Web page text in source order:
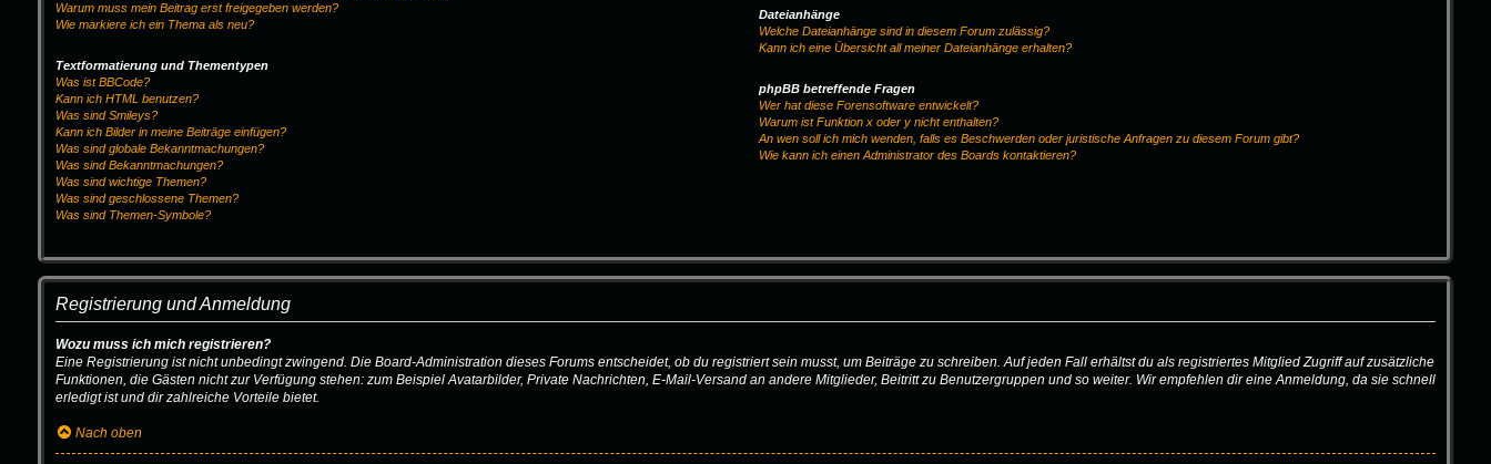
Warum muss mein Beitrag erst freigegeben werden?
Wie markiere ich ein Thema als neu?
Textformatierung und Thementypen
Was ist BBCode?
Kann ich HTML benutzen?
Was sind Smileys?
Kann ich Bilder in meine Beiträge einfügen?
Was sind globale Bekanntmachungen?
Was sind Bekanntmachungen?
Was sind wichtige Themen?
Was sind geschlossene Themen?
Was sind Themen-Symbole?
Dateianhänge
Welche Dateianhänge sind in diesem Forum zulässig?
Kann ich eine Übersicht all meiner Dateianhänge erhalten?
phpBB betreffende Fragen
Wer hat diese Forensoftware entwickelt?
Warum ist Funktion x oder y nicht enthalten?
An wen soll ich mich wenden, falls es Beschwerden oder juristische Anfragen zu diesem Forum gibt?
Wie kann ich einen Administrator des Boards kontaktieren?
Registrierung und Anmeldung
Wozu muss ich mich registrieren?
Eine Registrierung ist nicht unbedingt zwingend. Die Board-Administration dieses Forums entscheidet, ob du registriert sein musst, um Beiträge zu schreiben. Auf jeden Fall erhältst du als registriertes Mitglied Zugriff auf zusätzliche
Funktionen, die Gästen nicht zur Verfügung stehen: zum Beispiel Avatarbilder, Private Nachrichten, E-Mail-Versand an andere Mitglieder, Beitritt zu Benutzergruppen und so weiter. Wir empfehlen dir eine Anmeldung, da sie schnell
erledigt ist und dir zahlreiche Vorteile bietet.
Nach oben